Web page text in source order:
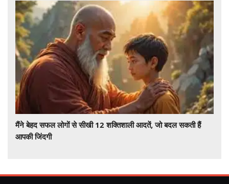
मैंने बेहद सफल लोगों से सीखी 12 शक्तिशाली आदतें, जो बदल सकती हैं
आपकी जिंदगी